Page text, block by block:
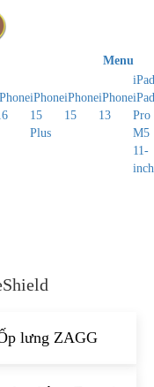
Menu
iPhone
15
Plus
iPhone
15
iPhone
13
iPad
iPad
Pro
M5
11-
inch
lưng ZAGG